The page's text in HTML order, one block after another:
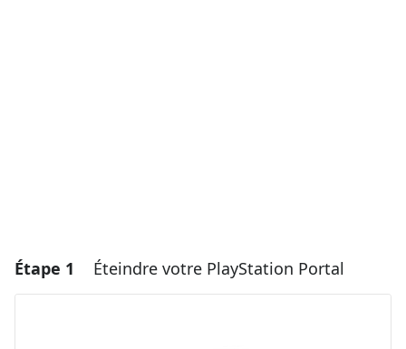
Étape 1 Éteindre votre PlayStation Portal